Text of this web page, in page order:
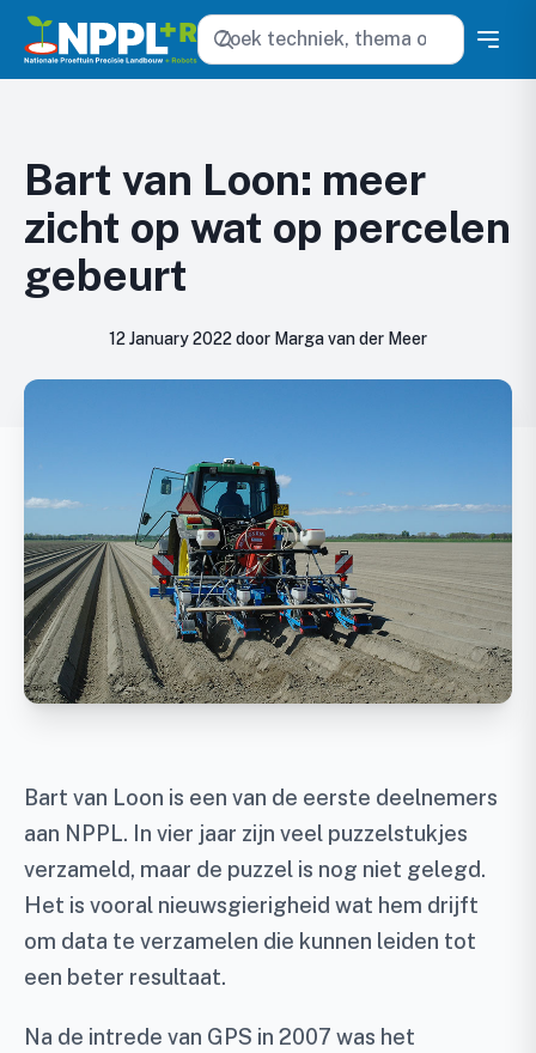
Zoeken
Bart van Loon: meer
zicht op wat op percelen
gebeurt
12 January 2022 door Marga van der Meer
Bart van Loon is een van de eerste deelnemers
aan NPPL. In vier jaar zijn veel puzzelstukjes
verzameld, maar de puzzel is nog niet gelegd.
Het is vooral nieuwsgierigheid wat hem drijft
om data te verzamelen die kunnen leiden tot
een beter resultaat.
Na de intrede van GPS in 2007 was het